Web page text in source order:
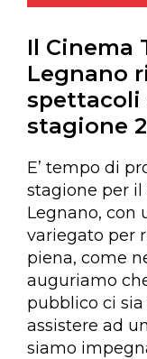
Il Cinema
Legnano
spettacoli
stagione
E’ tempo di
stagione per il
Legnano, con
variegato per
piena, come
auguriamo
pubblico ci
assistere ad
siamo